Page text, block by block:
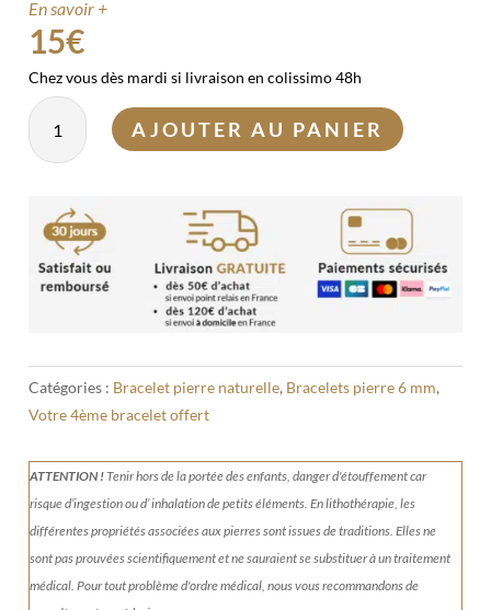
En savoir +
15€
Chez vous dès mardi si livraison en colissimo 48h
quantité
Bracelet
6mm
AJOUTER AU PANIER
Catégories : Bracelet pierre naturelle, Bracelets pierre 6 mm,
Votre 4ème bracelet offert
ATTENTION !Tenirhors de la portée des enfants, danger d'étouffement car
risque d’ingestion ou d’ inhalation de petits éléments.En lithothérapie, les
différentes propriétés associées aux pierres sont issues de traditions. Elles ne
sont pas prouvées scientifiquement et ne sauraient se substituer à un traitement
médical. Pour tout problème d'ordre médical, nous vous recommandons de